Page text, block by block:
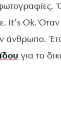
It’s Ok.
για το